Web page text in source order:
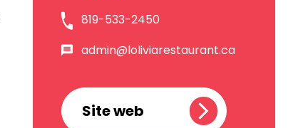
819-533-2450
admin@loliviarestaurant.ca
Site web